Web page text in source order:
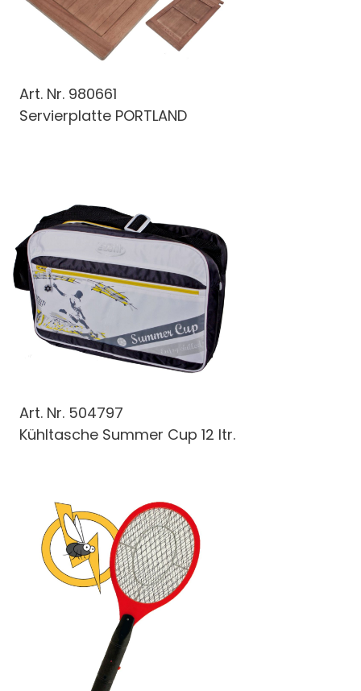
Art. Nr. 980661
Servierplatte PORTLAND
Art. Nr. 504797
Kühltasche Summer Cup 12 ltr.